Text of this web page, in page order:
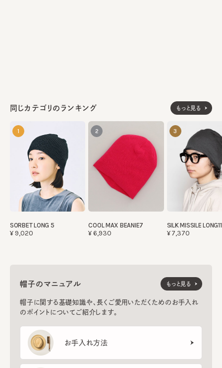
同じカテゴリのランキング もっと見る
1
SORBET LONG 5
¥9,020
2
COOL MAX BEANIE7
¥6,930
3
SILK MISSILE LONG11
¥7,370
帽子のマニュアル
帽子に関する基礎知識や、長くご愛用いただくためのお手入れ
のポイントについてご紹介します。
お手入れ方法
もっと見る